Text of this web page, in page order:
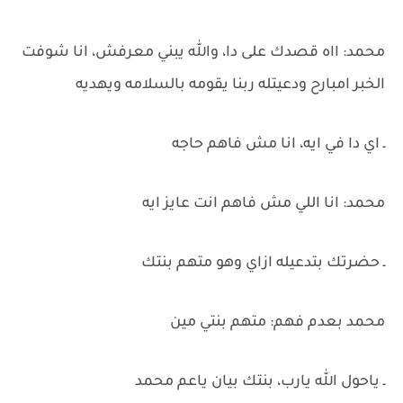
محمد: ااه قصدك على دا، والله يبني معرفش، انا شوفت
الخبر امبارح ودعيتله ربنا يقومه بالسلامه ويهديه
ـ اي دا في ايه، انا مش فاهم حاجه
محمد: انا اللي مش فاهم انت عايز ايه
ـ حضرتك بتدعيله ازاي وهو متهم بنتك
محمد بعدم فهم: متهم بنتي مين
ـ ياحول الله يارب، بنتك بيان ياعم محمد